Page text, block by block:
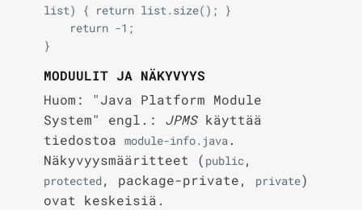
list) { return list.size(); }
MODUULIT JA NÄKYVYYS
Huom: "Java Platform Module
System" engl.: JPMSkäyttää
tiedostoa module-info.java .
Näkyvyysmääritteet ( public,
protected, package-private, private)
ovat keskeisiä.